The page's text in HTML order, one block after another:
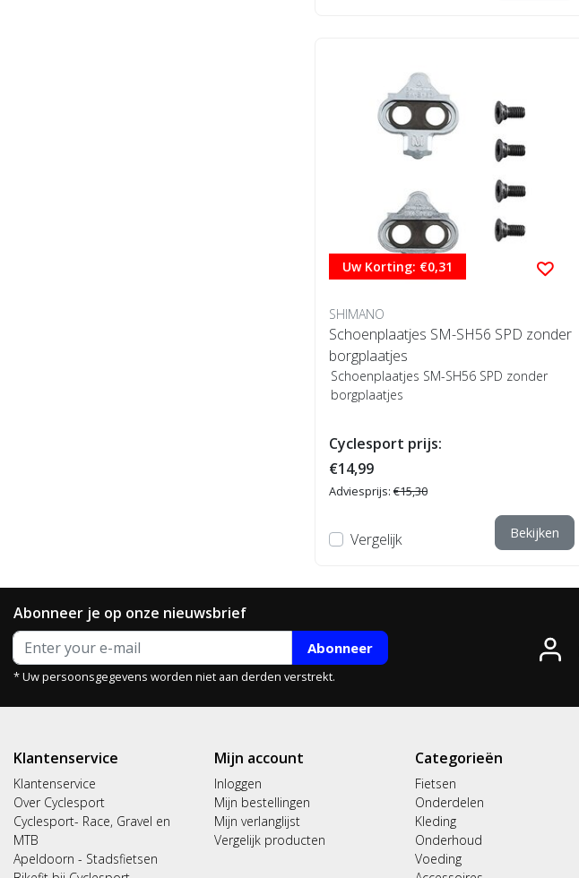
Uw Korting: €0,31
SHIMANO
Schoenplaatjes SM-SH56 SPD zonder
borgplaatjes
Schoenplaatjes SM-SH56 SPD zonder
borgplaatjes
Cyclesport prijs:
€14,99
Adviesprijs: €15,30
Vergelijk Bekijken
Abonneer je op onze nieuwsbrief
Abonneer
* Uw persoonsgegevens worden niet aan derden verstrekt.
Klantenservice
Klantenservice
Over Cyclesport
Cyclesport- Race, Gravel en
MTB
Apeldoorn - Stadsfietsen
Mijn account
Inloggen
Mijn bestellingen
Mijn verlanglijst
Vergelijk producten
Categorieën
Fietsen
Onderdelen
Kleding
Onderhoud
Voeding